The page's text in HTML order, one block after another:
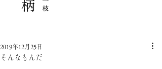
そんなもんだ
2019年12月25日